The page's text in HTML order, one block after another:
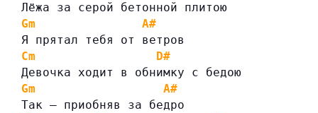
Лёжа за серой бетонной плитою
Gm
A#
Я прятал тебя от ветров
Cm
D#
Девочка ходит в обнимку с бедою
Gm
A#
Так — приобняв за бедро